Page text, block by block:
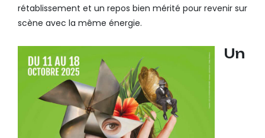
rétablissement et un repos bien mérité pour revenir sur
scène avec la même énergie.
Un